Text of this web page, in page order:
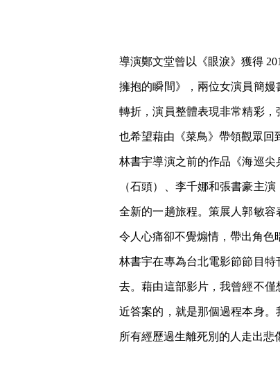
導演鄭文堂曾以《眼淚》獲得
擁抱的瞬間》，兩位女演員簡
轉折，演員整體表現非常精彩
也希望藉由《菜鳥》帶領觀眾回
林書宇導演之前的作品《海巡
（石頭）、李千娜和張書豪主
全新的一趟旅程。策展人郭敏
令人心痛卻不覺煽情，帶出角色
林書宇在專為台北電影節節目
去。藉由這部影片，我曾經不
近答案的，就是那個過程本身
所有經歷過生離死別的人走出悲